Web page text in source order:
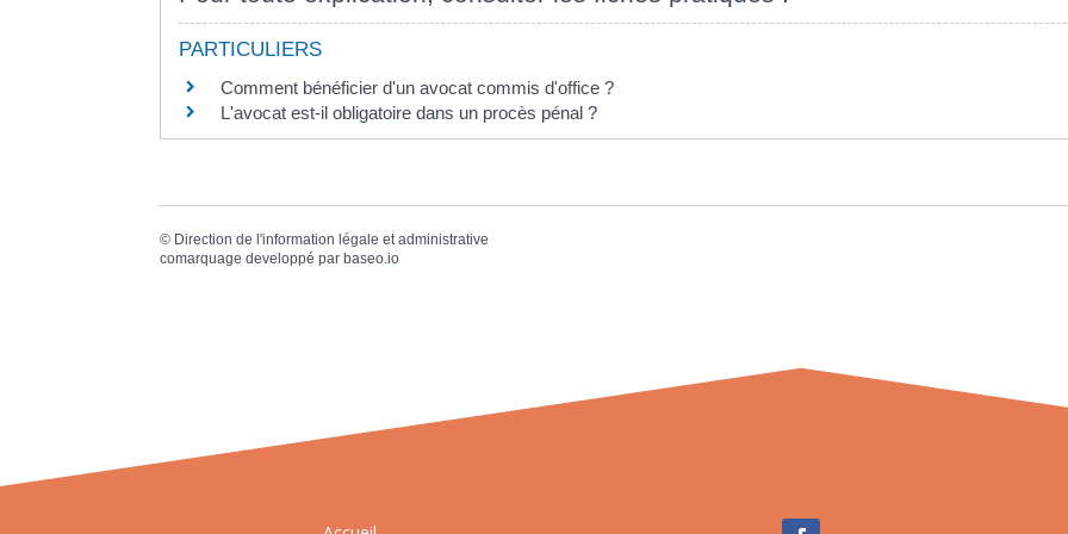
PARTICULIERS
Comment bénéficier d'un avocat commis d'office ?
L'avocat est-il obligatoire dans un procès pénal ?
© Direction de l'information légale et administrative
comarquage developpé par baseo.io